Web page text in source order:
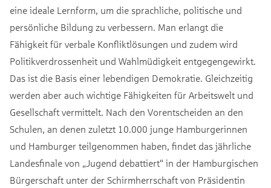
eine ideale Lernform, um die sprachliche, politische und
persönliche Bildung zu verbessern. Man erlangt die
Fähigkeit für verbale Konfliktlösungen und zudem wird
Politikverdrossenheit und Wahlmüdigkeit entgegengewirkt.
Das ist die Basis einer lebendigen Demokratie. Gleichzeitig
werden aber auch wichtige Fähigkeiten für Arbeitswelt und
Gesellschaft vermittelt. Nach den Vorentscheiden an den
Schulen, an denen zuletzt 10.000 junge Hamburgerinnen
und Hamburger teilgenommen haben, findet das jährliche
Landesfinale von „Jugend debattiert“ in der Hamburgischen
Bürgerschaft unter der Schirmherrschaft von Präsidentin